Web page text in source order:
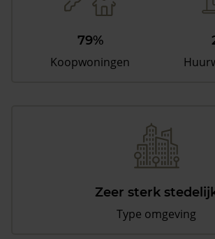
79%
Koopwoningen
Zeer sterk
Type omgeving